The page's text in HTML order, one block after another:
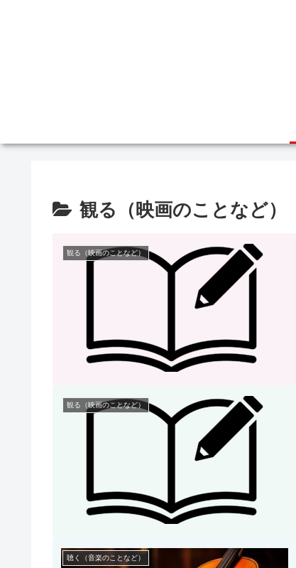
観る（映画のことなど）
観る（映画のことなど）
観る（映画のことなど）
聴く（音楽のことなど）